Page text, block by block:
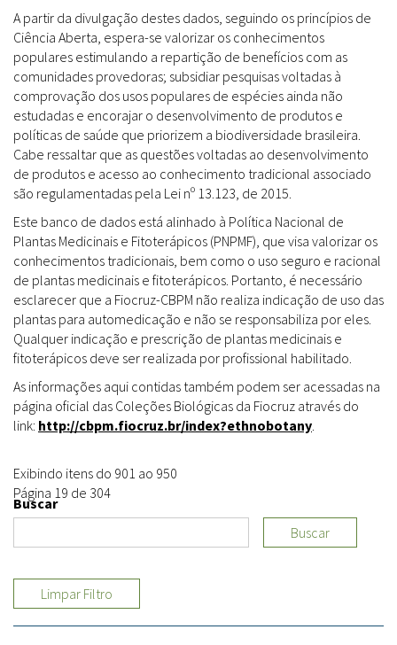
A partir da divulgação destes dados, seguindo os princípios de
Ciência Aberta, espera-se valorizar os conhecimentos
populares estimulando a repartição de benefícios com as
comunidades provedoras; subsidiar pesquisas voltadas à
comprovação dos usos populares de espécies ainda não
estudadas e encorajar o desenvolvimento de produtos e
políticas de saúde que priorizem a biodiversidade brasileira.
Cabe ressaltar que as questões voltadas ao desenvolvimento
de produtos e acesso ao conhecimento tradicional associado
são regulamentadas pela Lei nº 13.123, de 2015.
Este banco de dados está alinhado à Política Nacional de
Plantas Medicinais e Fitoterápicos (PNPMF), que visa valorizar os
conhecimentos tradicionais, bem como o uso seguro e racional
de plantas medicinais e fitoterápicos. Portanto, é necessário
esclarecer que a Fiocruz-CBPM não realiza indicação de uso das
plantas para automedicação e não se responsabiliza por eles.
Qualquer indicação e prescrição de plantas medicinais e
fitoterápicos deve ser realizada por profissional habilitado.
As informações aqui contidas também podem ser acessadas na
página oficial das Coleções Biológicas da Fiocruz através do
link: http://cbpm.fiocruz.br/index?ethnobotany.
Exibindo itens do 901 ao 950
Página 19 de 304
Buscar
Buscar
Limpar Filtro